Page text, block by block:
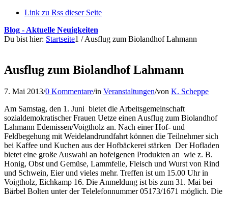
Link zu Rss dieser Seite
Blog - Aktuelle Neuigkeiten
Du bist hier: Startseite1 / Ausflug zum Biolandhof Lahmann
Ausflug zum Biolandhof Lahmann
7. Mai 2013/0 Kommentare/in Veranstaltungen/von K. Scheppe
Am Samstag, den 1. Juni bietet die Arbeitsgemeinschaft
sozialdemokratischer Frauen Uetze einen Ausflug zum Biolandhof
Lahmann Edemissen/Voigtholz an. Nach einer Hof- und
Feldbegehung mit Weidelandrundfahrt können die Teilnehmer sich
bei Kaffee und Kuchen aus der Hofbäckerei stärken Der Hofladen
bietet eine große Auswahl an hofeigenen Produkten an wie z. B.
Honig, Obst und Gemüse, Lammfelle, Fleisch und Wurst von Rind
und Schwein, Eier und vieles mehr. Treffen ist um 15.00 Uhr in
Voigtholz, Eichkamp 16. Die Anmeldung ist bis zum 31. Mai bei
Bärbel Bolten unter der Telelefonnummer 05173/1671 möglich. Die